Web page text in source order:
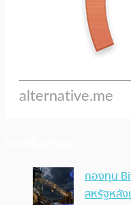
กองทุน
สหรัฐหลัง